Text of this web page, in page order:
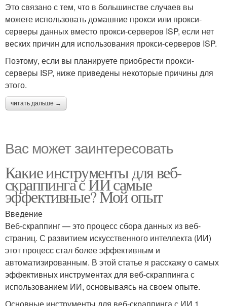
Это связано с тем, что в большинстве случаев вы
можете использовать домашние прокси или прокси-
серверы данных вместо прокси-серверов ISP, если нет
веских причин для использования прокси-серверов ISP.
Поэтому, если вы планируете приобрести прокси-
серверы ISP, ниже приведены некоторые причины для
этого.
читать дальше →
Вас может заинтересовать
Какие инструменты для веб-
скраппинга с ИИ самые
эффективные? Мой опыт
Введение
Веб-скраппинг — это процесс сбора данных из веб-
страниц. С развитием искусственного интеллекта (ИИ)
этот процесс стал более эффективным и
автоматизированным. В этой статье я расскажу о самых
эффективных инструментах для веб-скраппинга с
использованием ИИ, основываясь на своем опыте.